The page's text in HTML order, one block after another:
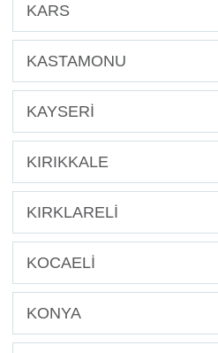
KARS
KASTAMONU
KAYSERİ
KIRIKKALE
KIRKLARELİ
KOCAELİ
KONYA